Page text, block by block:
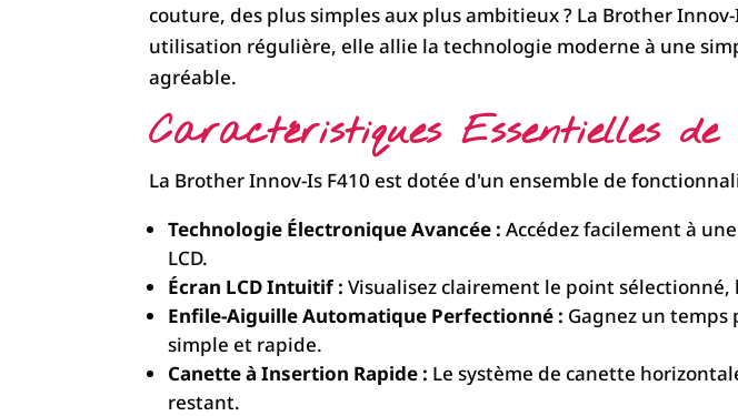
couture, des plus simples aux plus ambitieux ? La Brother
utilisation régulière, elle allie la technologie moderne à une
agréable.
Caractéristiques Essentielles
La Brother Innov-Is F410 est dotée d'un ensemble de
Technologie Électronique Avancée : Accédez facilement à
LCD.
Écran LCD Intuitif : Visualisez clairement le point
Enfile-Aiguille Automatique Perfectionné : Gagnez un temps
simple et rapide.
Canette à Insertion Rapide : Le système de canette
restant.